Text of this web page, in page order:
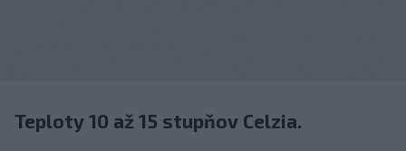
Teploty 10 až 15 stupňov Celzia.